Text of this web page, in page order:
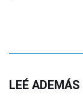
LEÉ ADEMÁS